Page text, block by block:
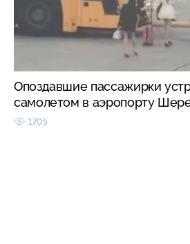
Опоздавшие пассажирки
самолетом в аэропорту
1705